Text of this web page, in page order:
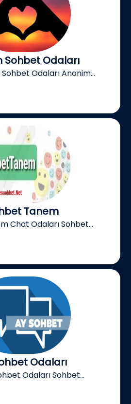
Sohbet Odaları
Odaları Anonim...
Tanem
Chat Odaları Sohbet...
Odaları
Odaları Sohbet...